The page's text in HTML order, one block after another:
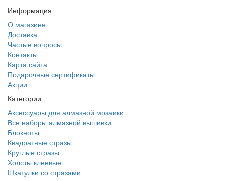
Информация
О магазине
Доставка
Частые вопросы
Контакты
Карта сайта
Подарочные сертификаты
Акции
Категории
Аксессуары для алмазной мозаики
Все наборы алмазной вышивки
Блокноты
Квадратные стразы
Круглые стразы
Холсты клеевые
Шкатулки со стразами